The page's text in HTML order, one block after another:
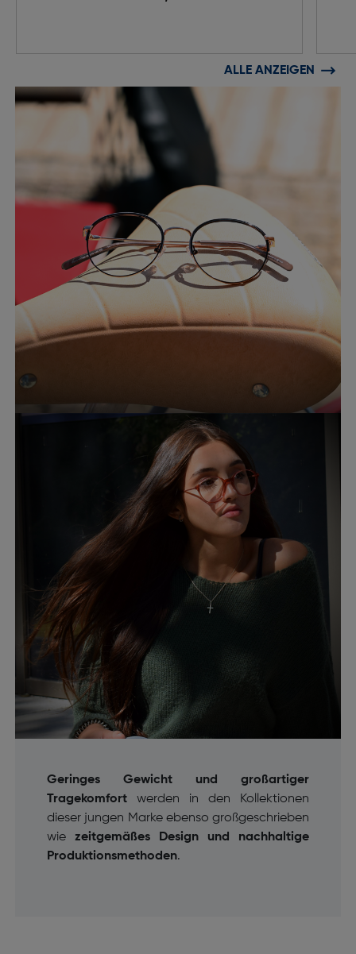
ALLE ANZEIGEN
Geringes Gewicht und großartiger
Tragekomfortwerden in den Kollektionen
dieser jungen Marke ebenso großgeschrieben
wie zeitgemäßes Design und nachhaltige
Produktionsmethoden.